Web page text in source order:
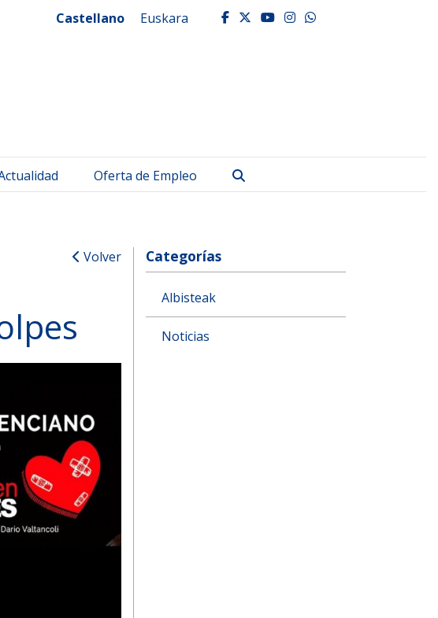
Castellano Euskara facebook
twitter
youtube
instagram
whatsapp
Oferta de Empleo
Volver Categorías
Albisteak
Noticias